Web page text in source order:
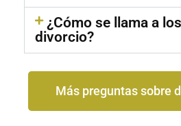
¿Cómo se llama a
divorcio?
Más preguntas sobre